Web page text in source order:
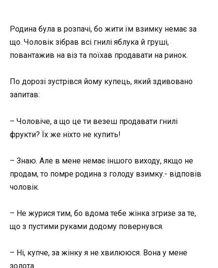
Родина була в розпачі, бо жити їм взимку немає за
що. Чоловік зібрав всі гнилі яблука й груші,
повантажив на віз та поїхав продавати на ринок.
По дорозі зустрівся йому купець, який здивовано
запитав:
– Чоловіче, а що це ти везеш продавати гнилі
фрукти? Їх же ніхто не купить!
– Знаю. Але в мене немає іншого виходу, якщо не
продам, то помре родина з голоду взимку.- відповів
чоловік.
– Не журися тим, бо вдома тебе жінка згризе за те,
що з пустими руками додому повернувся.
– Ні, купче, за жінку я не хвилююся. Вона у мене
золота.